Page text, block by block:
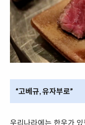
“고베규, 유자부로”
우리나라에는 한우가